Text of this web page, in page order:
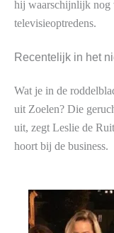
hij waarschijnlijk nog
televisieoptredens.
Recentelijk in het
Wat je in de
uit Zoelen? Die
uit, zegt Leslie de
hoort bij de business.